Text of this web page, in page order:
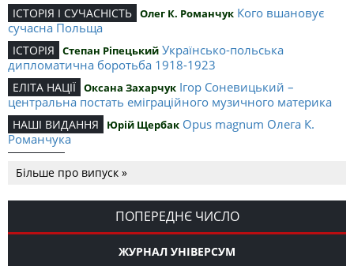
ІСТОРІЯ І СУЧАСНІСТЬ Олег К. Романчук Кого вшановує
сучасна Польща
ІСТОРІЯ Степан Ріпецький Українсько-польська
дипломатична боротьба 1918-1923
ЕЛІТА НАЦІЇ Оксана Захарчук Ігор Соневицький –
центральна постать еміграційного музичного материка
НАШІ ВИДАННЯ Юрій Щербак Opus magnum Олега К.
Романчука
Романчука
СЛОВО РЕДАКЦІЙНЕ Олег К. Романчук Журавель і синиця
як уособлення української політстратегії й тактики
Більше про випуск »
ПОПЕРЕДНЄ ЧИСЛО
ЖУРНАЛ УНІВЕРСУМ